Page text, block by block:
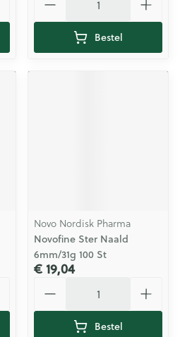
Bestel
Novo Nordisk Pharma
Novofine Ster Naald
6mm/31g 100 St
€ 19,04
Bestel